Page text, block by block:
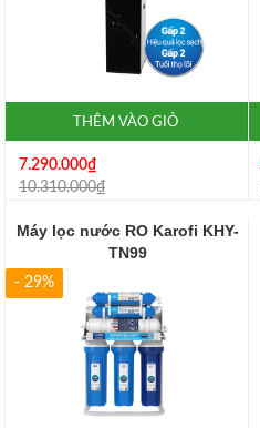
THÊM VÀO GIỎ
7.290.000₫
10.310.000₫
Máy lọc nước RO Karofi KHY-
TN99
- 29%